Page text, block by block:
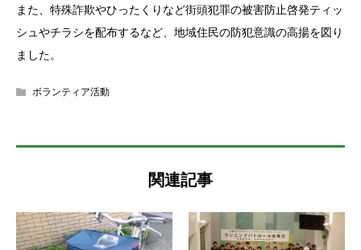
また、特殊詐欺やひったくりなど街頭犯罪の被害防止啓発ティッ
シュやチラシを配布するなど、地域住民の防犯意識の高揚を図り
ました。
ボランティア活動
関連記事